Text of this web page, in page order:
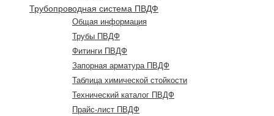
Трубопроводная система ПВДФ
Общая информация
Трубы ПВДФ
Фитинги ПВДФ
Запорная арматура ПВДФ
Таблица химической стойкости
Технический каталог ПВДФ
Прайс-лист ПВДФ